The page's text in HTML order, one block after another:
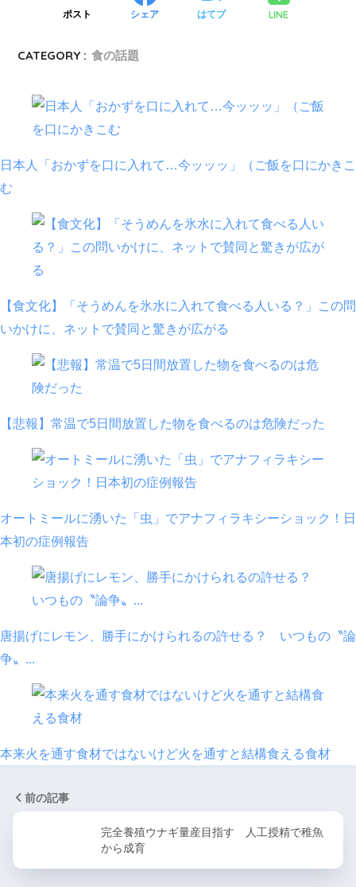
ポスト シェア はてブ LINE
CATEGORY : 食の話題
日本人「おかずを口に入れて…今ッッッ」（ご飯を口にかきこ
む
【食文化】「そうめんを氷水に入れて食べる人いる？」この問
いかけに、ネットで賛同と驚きが広がる
【悲報】常温で5日間放置した物を食べるのは危険だった
オートミールに湧いた「虫」でアナフィラキシーショック！日
本初の症例報告
唐揚げにレモン、勝手にかけられるの許せる？ いつもの〝論
争〟...
本来火を通す食材ではないけど火を通すと結構食える食材
前の記事
完全養殖ウナギ量産目指す 人工授精で稚魚
から成育